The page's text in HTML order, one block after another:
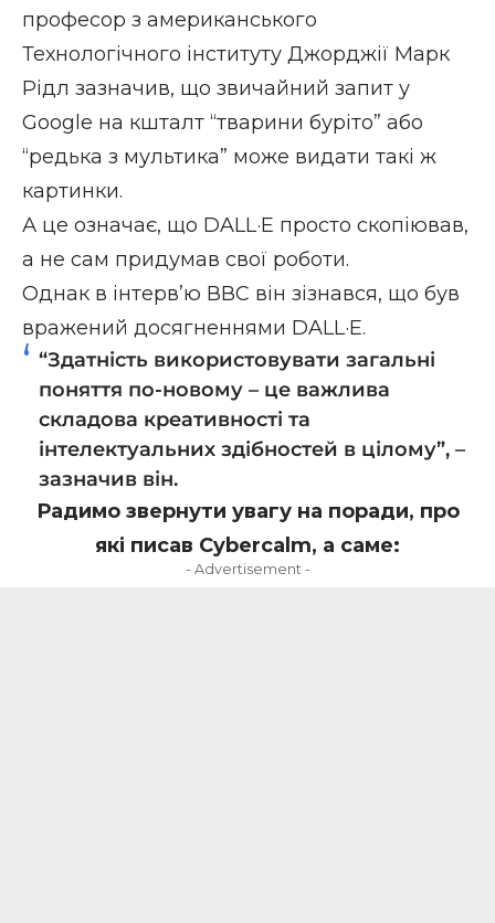
професор з американського
Технологічного інституту Джорджії Марк
Рідл зазначив, що звичайний запит у
Google на кшталт “тварини буріто” або
“редька з мультика” може видати такі ж
картинки.
А це означає, що DALL·E просто скопіював,
а не сам придумав свої роботи.
Однак в інтерв’ю ВВС він зізнався, що був
вражений досягненнями DALL·E.
“Здатність використовувати загальні
поняття по-новому – це важлива
складова креативності та
інтелектуальних здібностей в цілому”, –
зазначив він.
Радимо звернути увагу на поради, про
які писав Cybercalm, а саме:
- Advertisement -